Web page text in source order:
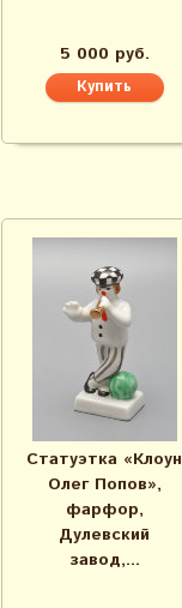
5 000 руб.
Статуэтка «Клоун
Олег Попов»,
фарфор,
Дулевский
завод,...